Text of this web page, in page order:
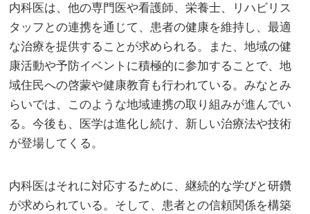
内科医は、他の専門医や看護師、栄養士、リハビリス
タッフとの連携を通じて、患者の健康を維持し、最適
な治療を提供することが求められる。また、地域の健
康活動や予防イベントに積極的に参加することで、地
域住民への啓蒙や健康教育も行われている。みなとみ
らいでは、このような地域連携の取り組みが進んでい
る。今後も、医学は進化し続け、新しい治療法や技術
が登場してくる。
内科医はそれに対応するために、継続的な学びと研鑽
が求められている。そして、患者との信頼関係を構築